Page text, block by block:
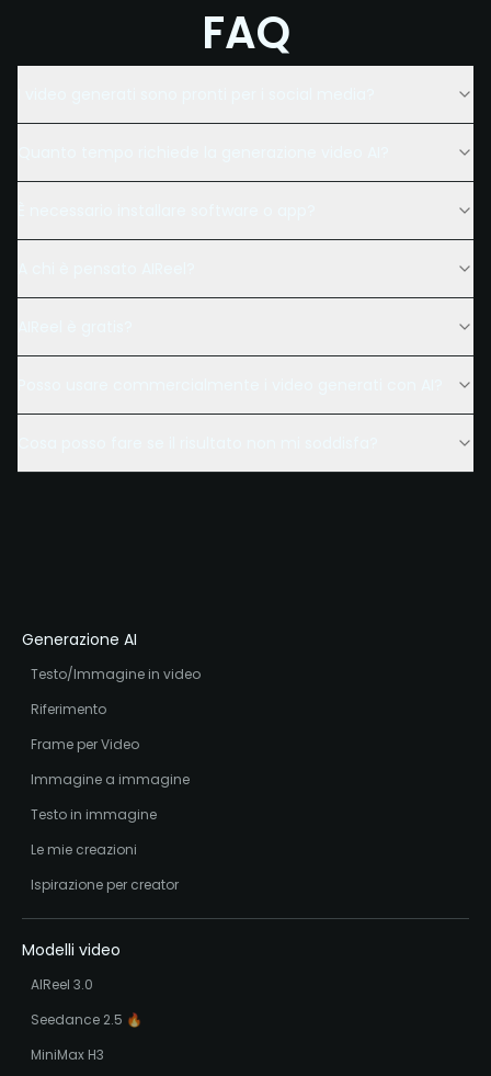
FAQ
Generazione AI
Testo/Immagine in video
Riferimento
Frame per Video
Immagine a immagine
Testo in immagine
Le mie creazioni
Ispirazione per creator
Modelli video
AIReel 3.0
Seedance 2.5 🔥
MiniMax H3